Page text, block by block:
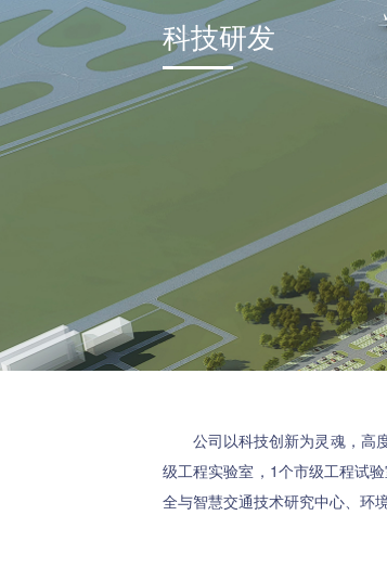
科技研发
公司以科技创新为灵魂，高度
级工程实验室，1个市级工程试
全与智慧交通技术研究中心、环